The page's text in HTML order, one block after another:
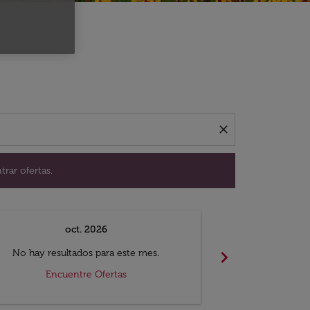
close
ofertas.
para encontrar ofertas.
oct. 2026
No hay resultados para este mes.
Encuentre Ofertas
chevron_right